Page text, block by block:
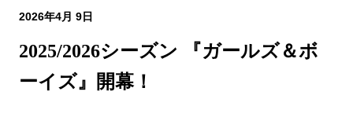
2026年4月 9日
2025/2026シーズン 『ガールズ＆ボ
ーイズ』開幕！